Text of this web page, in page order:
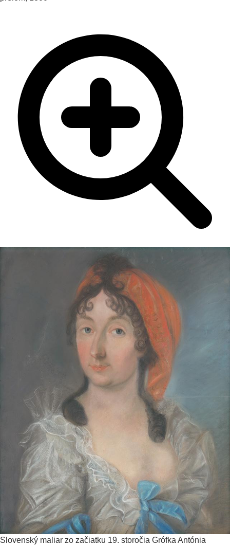
Slovenský maliar zo začiatku 19. storočia Grófka Antónia